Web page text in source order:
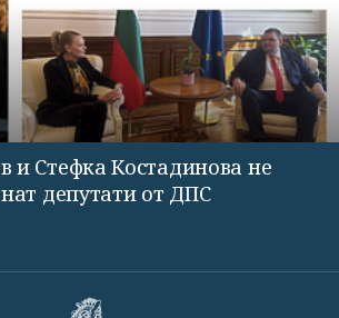
и Стефка Костадинова не
депутати от ДПС